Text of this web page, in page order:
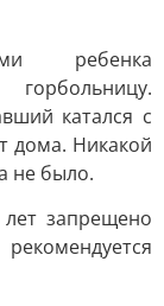
ребенка
катался с
дома. Никакой
не было.
запрещено